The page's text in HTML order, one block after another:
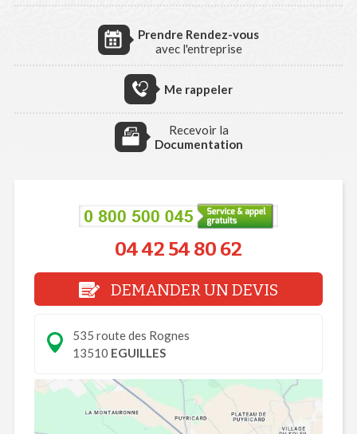
Prendre Rendez-vous
avec l'entreprise
Me rappeler
Recevoir la
Documentation
04 42 54 80 62
DEMANDER UN DEVIS
535 route des Rognes
13510 EGUILLES